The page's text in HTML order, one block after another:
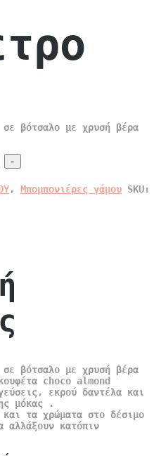
σε βότσαλο με χρυσή βέρα
, Μπομπονιέρες γάμου SKU:
σε βότσαλο με χρυσή βέρα
choco almond
εκρού δαντέλα και
μόκας .
τα χρώματα στο δέσιμο
αλλάξουν κατόπιν